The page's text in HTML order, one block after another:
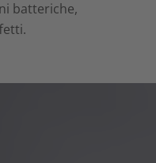
batteriche,